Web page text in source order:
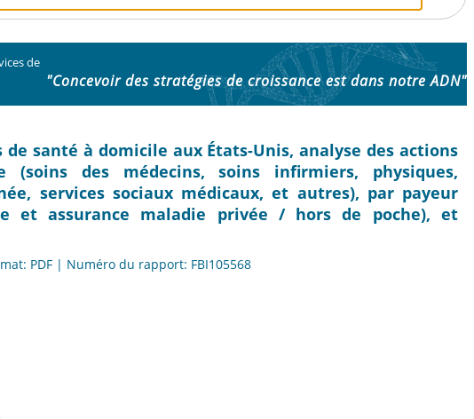
de
"Concevoir des stratégies de croissance est dans notre ADN"
santé à domicile aux États-Unis, analyse des actions
des médecins, soins infirmiers, physiques,
services sociaux médicaux, et autres), par payeur
et assurance maladie privée / hors de poche), et
PDF | Numéro du rapport: FBI105568